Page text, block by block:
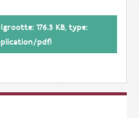
(grootte: 176.3 KB, type:
pdf)